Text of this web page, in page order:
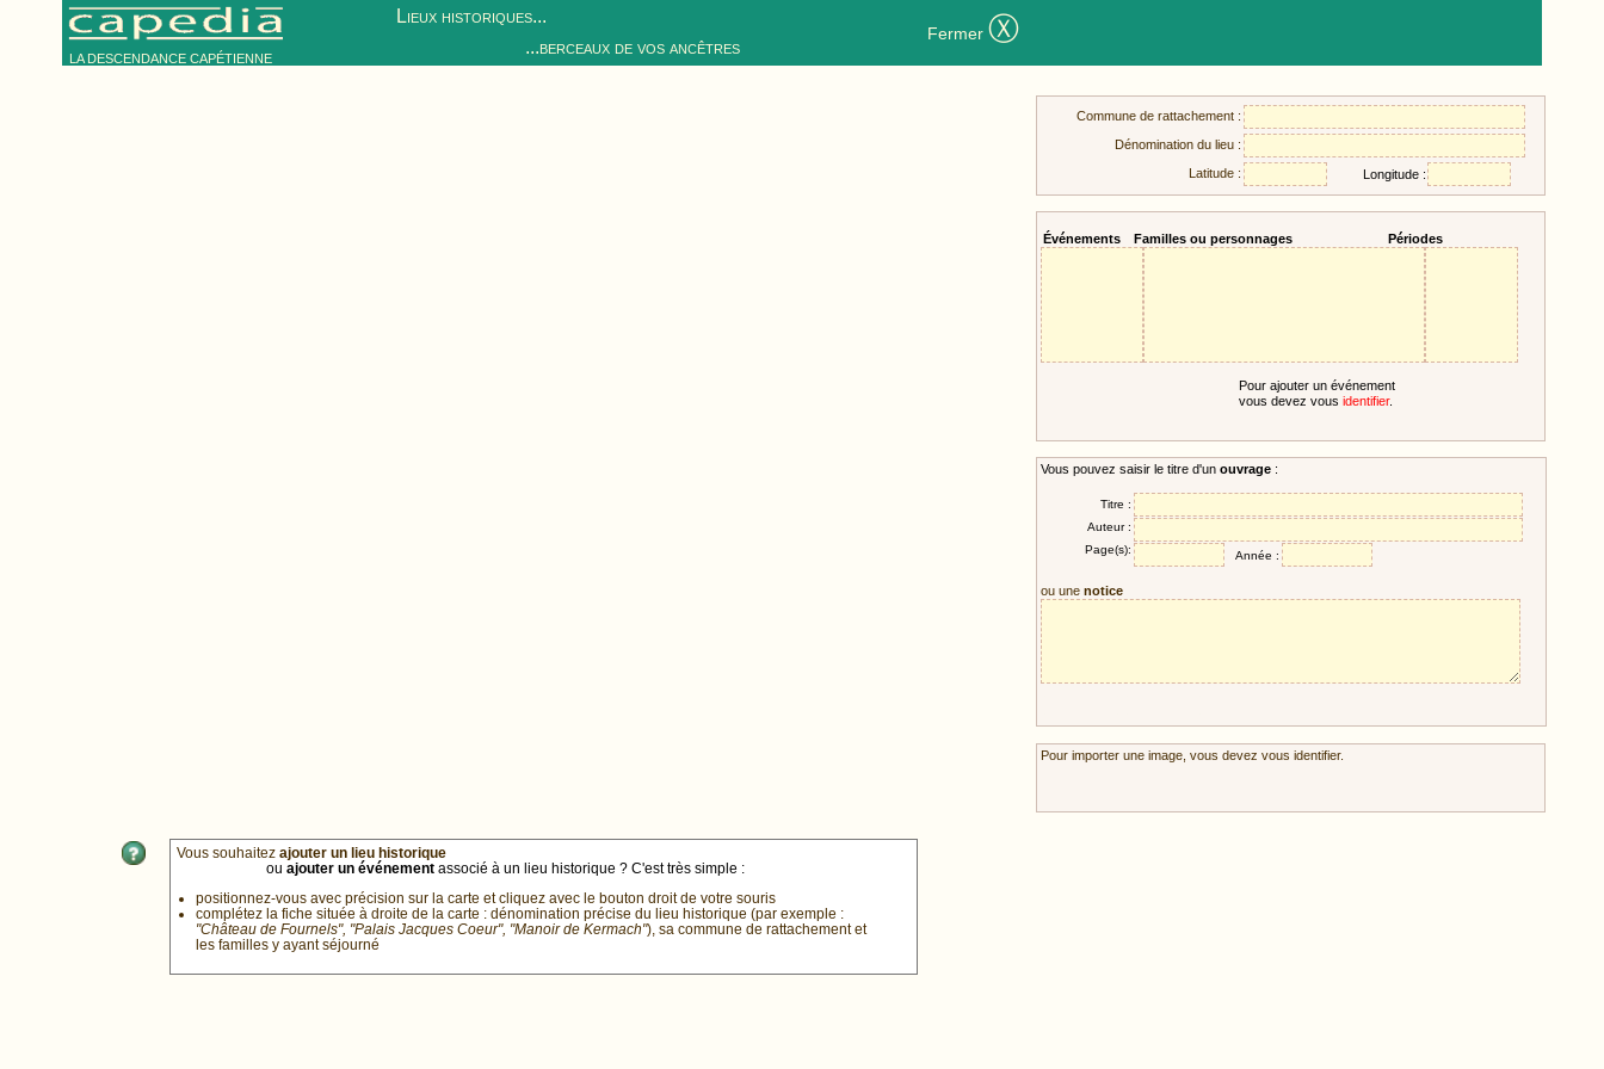
LA DESCENDANCE CAPÉTIENNE
Lieux historiques...
...berceaux de vos ancêtres
Fermer Ⓧ
Vous souhaitez ajouter un lieu historique
ou ajouter un événement associé à un lieu historique ? C'est très simple :
positionnez-vous avec précision sur la carte et cliquez avec le bouton droit de votre souris
complétez la fiche située à droite de la carte : dénomination précise du lieu historique (par exemple :
"Château de Fournels", "Palais Jacques Coeur", "Manoir de Kermach"), sa commune de rattachement et
les familles y ayant séjourné
Commune de rattachement :
Dénomination du lieu :
Latitude :
Longitude :
Événements Familles ou personnages Périodes
Pour ajouter un événement
vous devez vous identifier.
Vous pouvez saisir le titre d'un ouvrage :
Titre :
Auteur :
Page(s):
Année :
ou une notice
Pour importer une image, vous devez vous identifier.